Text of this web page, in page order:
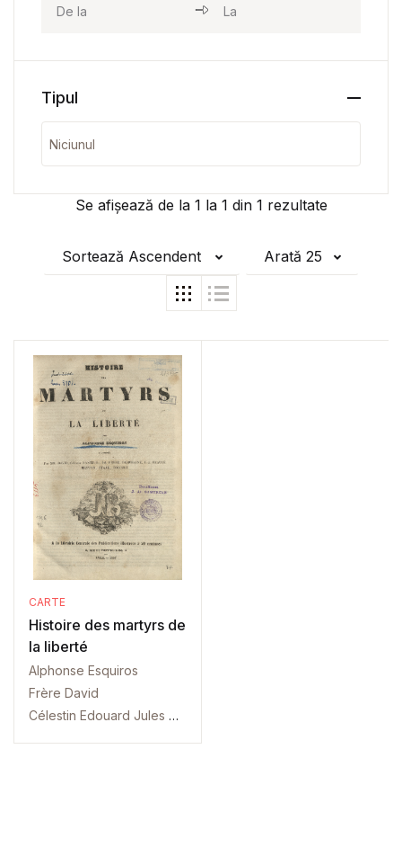
Se afișează de la 1 la 1 din 1 rezultate
Sortează Ascendent Arată 25
CARTE
Histoire des martyrs de
la liberté
Alphonse Esquiros
Frère David
Célestin Edouard Jules Nanteuil
Tipul